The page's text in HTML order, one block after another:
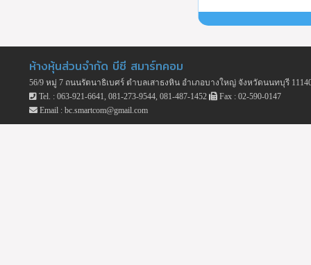
ห้างหุ้นส่วนจำกัด บีซี สมาร์ทคอม
56/9 หมู่ 7 ถนนรัตนาธิเบศร์ ตำบลเสาธงหิน อำเภอบางใหญ่ จังหวัดนนทบุรี
Tel. : 063-921-6641, 081-273-9544, 081-487-1452
Fax : 02-590-0147
Email : bc.smartcom@gmail.com